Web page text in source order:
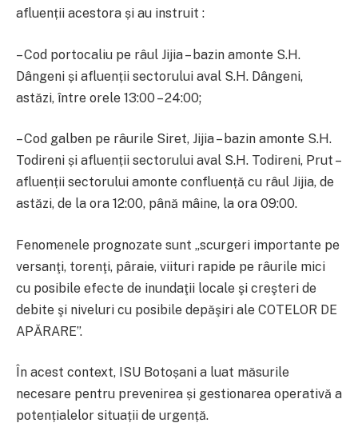
afluenții acestora și au instruit :
– Cod portocaliu pe râul Jijia – bazin amonte S.H.
Dângeni și afluenții sectorului aval S.H. Dângeni,
astăzi, între orele 13:00 – 24:00;
– Cod galben pe râurile Siret, Jijia – bazin amonte S.H.
Todireni și afluenții sectorului aval S.H. Todireni, Prut –
afluenții sectorului amonte confluență cu râul Jijia, de
astăzi, de la ora 12:00, până mâine, la ora 09:00.
Fenomenele prognozate sunt „scurgeri importante pe
versanţi, torenţi, pâraie, viituri rapide pe râurile mici
cu posibile efecte de inundaţii locale şi creşteri de
debite şi niveluri cu posibile depăşiri ale COTELOR DE
APĂRARE”.
În acest context, ISU Botoșani a luat măsurile
necesare pentru prevenirea și gestionarea operativă a
potențialelor situații de urgență.